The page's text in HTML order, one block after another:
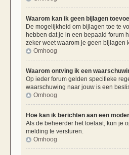
Waarom kan ik geen bijlagen
De mogelijkheid om bijlagen toe te
hebben dat je in een bepaald forum
zeker weet waarom je geen bijlagen
Omhoog
Waarom ontving ik een
Op ieder forum gelden specifieke
waarschuwing naar jouw is een
Omhoog
Hoe kan ik berichten aan een
Als de beheerder het toelaat, kun je
melding te versturen.
Omhoog